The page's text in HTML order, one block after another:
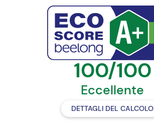
100/100
Eccellente
DETTAGLI DEL CALCOLO